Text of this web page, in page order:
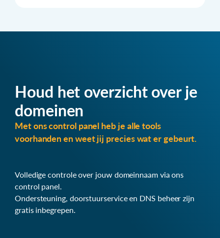
Houd het overzicht over je
domeinen
Met ons control panel heb je alle tools
voorhanden en weet jij precies wat er gebeurt.
Volledige controle over jouw domeinnaam via ons
control panel.
Ondersteuning, doorstuurservice en DNS beheer zijn
gratis inbegrepen.